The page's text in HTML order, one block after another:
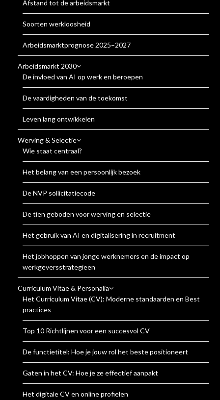
Afstand tot de arbeidsmarkt
Soorten werkloosheid
Arbeidsmarktprognose 2025–2027
Arbeidsmarkt 2030
De invloed van AI op werk en beroepen
De vaardigheden van de toekomst
Leven lang ontwikkelen
Werving & Selectie
Wie staat centraal?
Het belang van een persoonlijk bezoek
De NVP sollicitatiecode
De tien geboden voor werving en selectie
Het gebruik van AI en digitalisering in recruitment
Het jobhoppen van jonge werknemers en de impact op
werkgeversstrategieën
Curriculum Vitae & Personalia
Het Curriculum Vitae (CV): Moderne standaarden en Best
practices
Top 10 Richtlijnen voor een succesvol CV
De functietitel: Hoe je jouw rol het beste positioneert
Gaten in het CV: Hoe je ze effectief aanpakt
Het digitale CV en online profielen